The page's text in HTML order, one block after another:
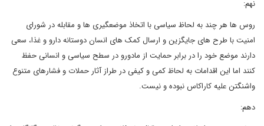
نهم:
روس ها هر چند به لحاظ سیاسی با اتخاذ موضعگیری ها و مقابله در شورای
امنیت با طرح های جایگزین و ارسال کمک های انسان دوستانه دارو و غذا، سعی
دارند موضع خود را در برابر حمایت از مادورو در سطح سیاسی و انسانی حفظ
کنند اما این اقدامات به لحاظ کمی و کیفی در طراز آثار حملات و فشارهای متنوع
واشنگتن علیه کاراکاس نبوده و نیست.
دهم: